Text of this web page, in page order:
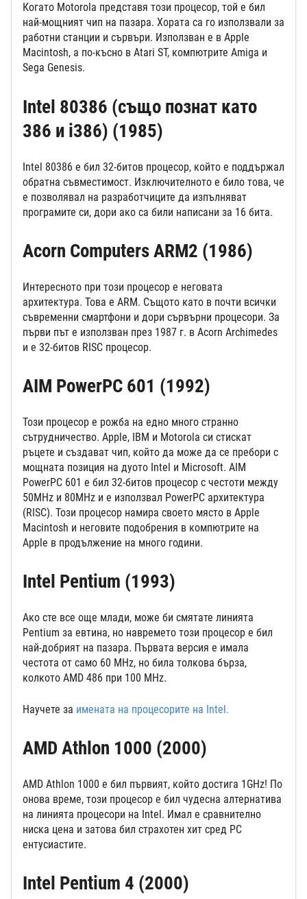
Когато Motorola представя този процесор, той е бил
най-мощният чип на пазара. Хората са го използвали за
работни станции и сървъри. Използван е в Apple
Macintosh, а по-късно в Atari ST, компютрите Amiga и
Sega Genesis.
Intel 80386 (също познат като
386 и i386) (1985)
Intel 80386 е бил 32-битов процесор, който е поддържал
обратна съвместимост. Изключителното е било това, че
е позволявал на разработчиците да изпълняват
програмите си, дори ако са били написани за 16 бита.
Acorn Computers ARM2 (1986)
Интересното при този процесор е неговата
архитектура. Това е ARM. Същото като в почти всички
съвременни смартфони и дори сървърни процесори. За
първи път е използван през 1987 г. в Acorn Archimedes
и е 32-битов RISC процесор.
AIM PowerPC 601 (1992)
Този процесор е рожба на едно много странно
сътрудничество. Apple, IBM и Motorola си стискат
ръцете и създават чип, който да може да се пребори с
мощната позиция на дуото Intel и Microsoft. AIM
PowerPC 601 е бил 32-битов процесор с честоти между
50MHz и 80MHz и е използвал PowerPC архитектура
(RISC). Този процесор намира своето място в Apple
Macintosh и неговите подобрения в компютрите на
Apple в продължение на много години.
Intel Pentium (1993)
Ако сте все още млади, може би смятате линията
Pentium за евтина, но навремето този процесор е бил
най-добрият на пазара. Първата версия е имала
честота от само 60 MHz, но била толкова бърза,
колкото AMD 486 при 100 MHz.
Научете за имената на процесорите на Intel.
AMD Athlon 1000 (2000)
AMD Athlon 1000 е бил първият, който достига 1GHz! По
онова време, този процесор е бил чудесна алтернатива
на линията процесори на Intel. Имал е сравнително
ниска цена и затова бил страхотен хит сред PC
ентусиастите.
Intel Pentium 4 (2000)